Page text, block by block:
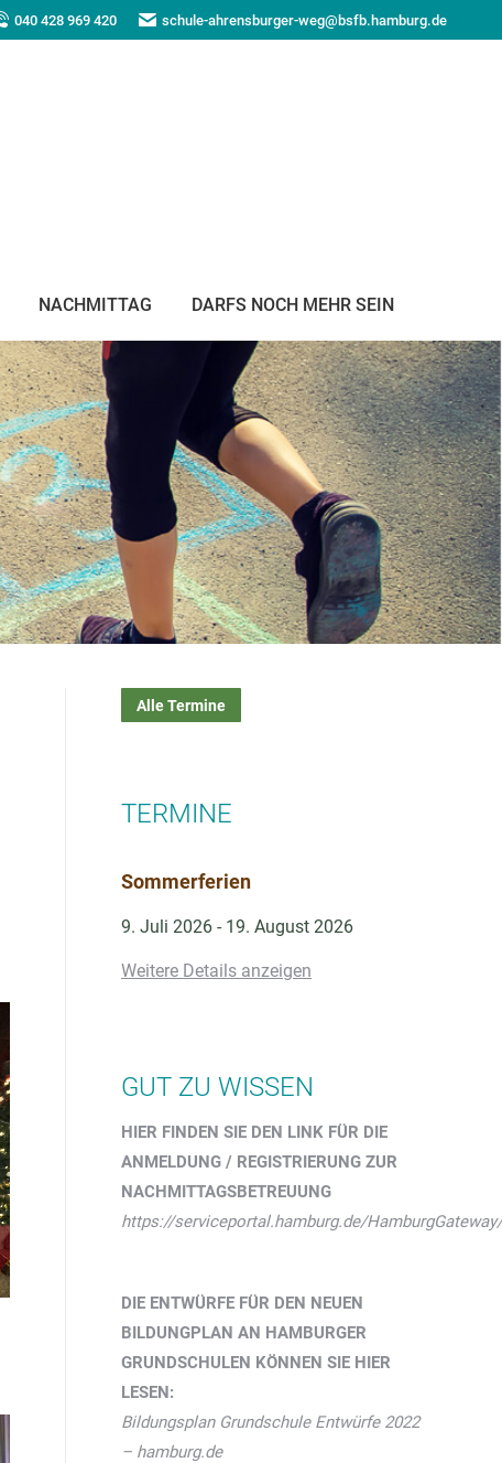
040 428 969 420 schule-ahrensburger-weg@bsfb.hamburg.de
NACHMITTAG DARFS NOCH MEHR SEIN
Alle Termine
TERMINE
Sommerferien
9. Juli 2026 - 19. August 2026
Weitere Details anzeigen
GUT ZU WISSEN
HIER FINDEN SIE DEN LINK FÜR DIE
ANMELDUNG / REGISTRIERUNG ZUR
NACHMITTAGSBETREUUNG
https://serviceportal.hamburg.de/
DIE ENTWÜRFE FÜR DEN NEUEN
BILDUNGPLAN AN HAMBURGER
GRUNDSCHULEN KÖNNEN SIE HIER
LESEN:
Bildungsplan Grundschule Entwürfe 2022
– hamburg.de